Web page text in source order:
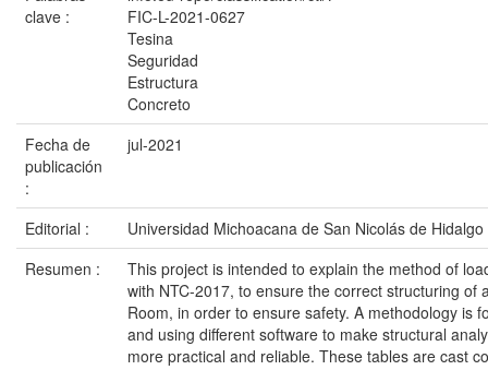
clave :
FIC-L-2021-0627
Tesina
Seguridad
Estructura
Concreto
Fecha de
publicación
:
jul-2021
Editorial :
Universidad Michoacana de San Nicolás de Hidalgo
Resumen :
This project is intended to explain the method of
with NTC-2017, to ensure the correct structuring of
Room, in order to ensure safety. A methodology is
and using different software to make structural
more practical and reliable. These tables are cast